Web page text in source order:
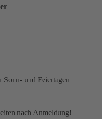
Sonn- und Feiertagen
nach Anmeldung!